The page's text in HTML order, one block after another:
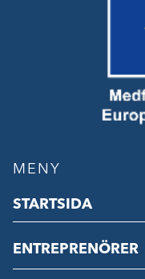
MENY
STARTSIDA
ENTREPRENÖRER